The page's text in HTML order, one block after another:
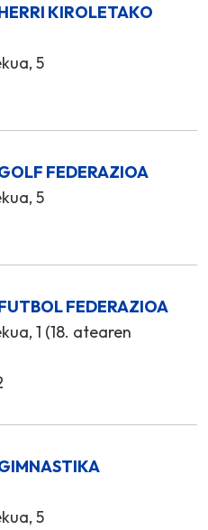
KIROLETAKO
5
FEDERAZIOA
5
FEDERAZIOA
1 (18. atearen
5